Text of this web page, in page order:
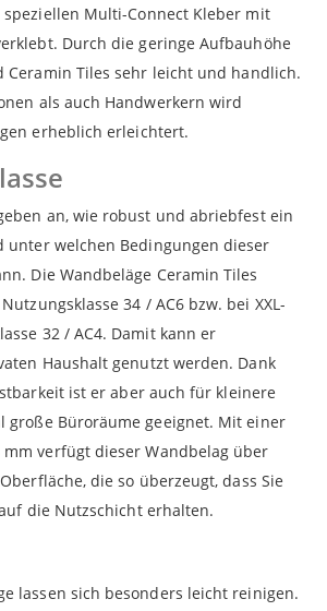
Multi-Connect Kleber mit
Durch die geringe Aufbauhöhe
Ceramin Tiles sehr leicht und handlich.
als auch Handwerkern wird
erheblich erleichtert.
an, wie robust und abriebfest ein
unter welchen Bedingungen dieser
Die Wandbeläge Ceramin Tiles
34 / AC6 bzw. bei XXL-
32 / AC4. Damit kann er
Haushalt genutzt werden. Dank
ist er aber auch für kleinere
große Büroräume geeignet. Mit einer
verfügt dieser Wandbelag über
die so überzeugt, dass Sie
die Nutzschicht erhalten.
lassen sich besonders leicht reinigen.